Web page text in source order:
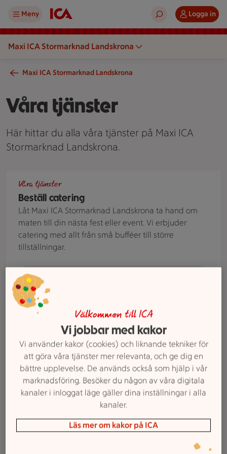
Meny Logga in
Maxi ICA Stormarknad Landskrona
Maxi ICA Stormarknad Landskrona
Våra tjänster
Här hittar du alla våra tjänster på Maxi ICA
Stormarknad Landskrona.
Beställ catering
Våra tjänster
Låt Maxi ICA Stormarknad Landskrona ta hand om
maten till din nästa fest eller event. Vi erbjuder
catering med allt från små bufféer till större
tillställningar.
Blombukett sedd uppifrån
Våra tjänster
Hos Maxi ICA Stormarknad Landskrona erbjuder vi
snittblommor, färdiga buketter och krukväxter.
Person skannar en vara i butik med sin mobiltelefon.
Våra tjänster
Med självscanning i Maxi ICA Stormarknad
Landskrona skannar du varorna i egen takt och
Välkommen till ICA
Vi jobbar med kakor
Vi använder kakor (cookies) och liknande tekniker för
att göra våra tjänster mer relevanta, och ge dig en
bättre upplevelse. De används också som hjälp i vår
marknadsföring. Besöker du någon av våra digitala
kanaler i inloggat läge gäller dina inställningar i alla
kanaler.
Läs mer om kakor på ICA